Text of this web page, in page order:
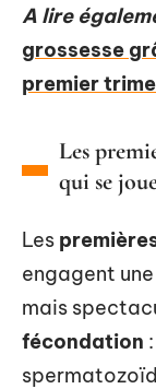
A lire
grossesse
premier
Les
qui se
Les
engagent
mais
fécondation